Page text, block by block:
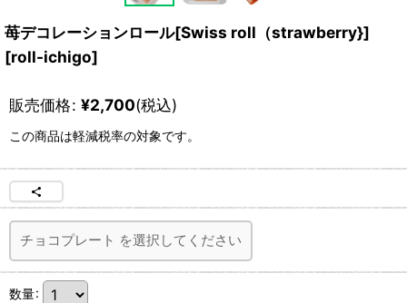
苺デコレーションロール[Swiss roll（strawberry}]
[roll-ichigo]
販売価格: ¥2,700(税込)
この商品は軽減税率の対象です。
チョコプレート を選択してください
数量: